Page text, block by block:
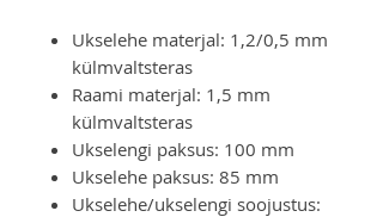
Ukselehe materjal: 1,2/0,5 mm
külmvaltsteras
Raami materjal: 1,5 mm
külmvaltsteras
Ukselengi paksus: 100 mm
Ukselehe paksus: 85 mm
Ukselehe/ukselengi soojustus: